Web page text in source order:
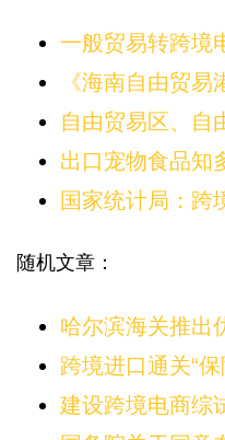
一般贸易转跨境
《海南自由贸
自由贸易区、自
出口宠物食品知
国家统计局：跨
随机文章：
哈尔滨海关推出
跨境进口通关“
建设跨境电商综